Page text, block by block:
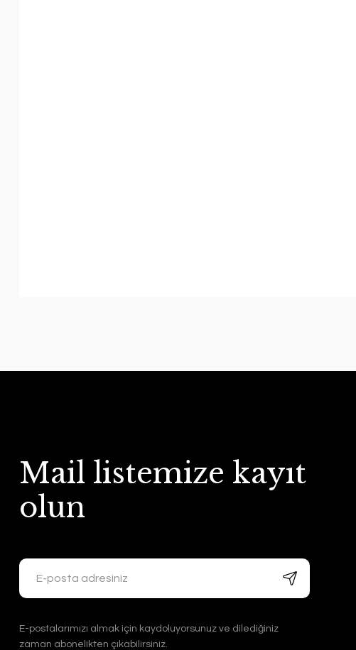
Mail listemize kayıt
olun
E-postalarımızı almak için kaydoluyorsunuz ve dilediğiniz
zaman abonelikten çıkabilirsiniz.